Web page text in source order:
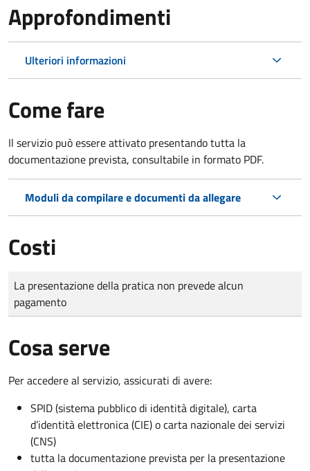
Approfondimenti
Ulteriori informazioni
Come fare
Il servizio può essere attivato presentando tutta la
documentazione prevista, consultabile in formato PDF.
Moduli da compilare e documenti da allegare
Costi
Tipo di pagamento
Importo
La presentazione della pratica non prevede alcun
pagamento
Cosa serve
Per accedere al servizio, assicurati di avere:
SPID (sistema pubblico di identità digitale), carta
d’identità elettronica (CIE) o carta nazionale dei servizi
(CNS)
tutta la documentazione prevista per la presentazione